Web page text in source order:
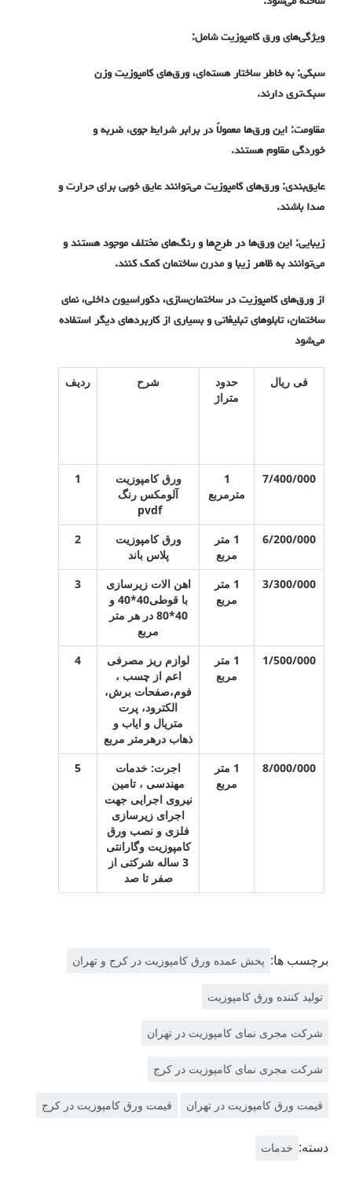
ویژگی‌های ورق کامپوزیت شامل:
سبکی: به خاطر ساختار هسته‌ای، ورق‌های کامپوزیت وزن
سبک‌تری دارند.
مقاومت: این ورق‌ها معمولاً در برابر شرایط جوی، ضربه و
خوردگی مقاوم هستند.
عایق‌بندی: ورق‌های کامپوزیت می‌توانند عایق خوبی برای حرارت و
صدا باشند.
زیبایی: این ورق‌ها در طرح‌ها و رنگ‌های مختلف موجود هستند و
می‌توانند به ظاهر زیبا و مدرن ساختمان کمک کنند.
از ورق‌های کامپوزیت در ساختمان‌سازی، دکوراسیون داخلی، نمای
ساختمان، تابلوهای تبلیغاتی و بسیاری از کاربردهای دیگر استفاده
می‌شود
فی ریال
حدود
متراژ
شرح ردیف
7/400/000
1
مترمربع
ورق کامپوزیت
آلومکس رنگ
pvdf
1
6/200/000
1 متر
مربع
ورق کامپوزیت
پلاس باند
2
3/300/000
1 متر
مربع
اهن الات زیرسازی
با قوطی40*40 و
40*80 در هر متر
مربع
3
1/500/000
1 متر
مربع
لوازم ریز مصرفی
اعم از چسب ،
فوم،صفحات برش،
الکترود، پرت
متریال و ایاب و
ذهاب درهرمتر مربع
4
8/000/000
1 متر
مربع
اجرت: خدمات
مهندسی ، تامین
نیروی اجرایی جهت
اجرای زیرسازی
فلزی و نصب ورق
کامپوزیت وگارانتی
3 ساله شرکتی از
صفر تا صد
5
برچسب ها: پخش عمده ورق کامپوزیت در کرج و تهران
تولید کننده ورق کامپوزیت
شرکت مجری نمای کامپوزیت در تهران
شرکت مجری نمای کامپوزیت در کرج
قیمت ورق کامپوزیت در تهران قیمت ورق کامپوزیت در کرج
دسته: خدمات